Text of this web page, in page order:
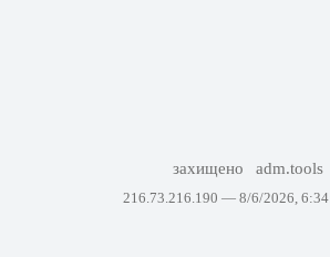
захищено adm.tools
216.73.216.190 — 8/6/2026,